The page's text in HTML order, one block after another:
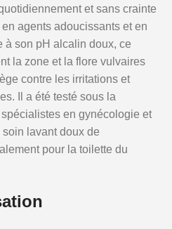
et sans crainte
agents adoucissants et en
à son pH alcalin doux, ce
la zone et la flore vulvaires
contre les irritations et
Il a été testé sous la
en gynécologie et
lavant doux de
pour la toilette du